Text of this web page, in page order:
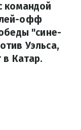
командой
офф
"сине-
Уэльса,
в Катар.